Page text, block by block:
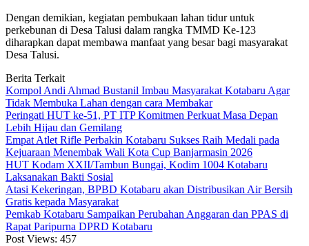
Dengan demikian, kegiatan pembukaan lahan tidur untuk
perkebunan di Desa Talusi dalam rangka TMMD Ke-123
diharapkan dapat membawa manfaat yang besar bagi masyarakat
Desa Talusi.
Berita Terkait
Kompol Andi Ahmad Bustanil Imbau Masyarakat Kotabaru Agar
Tidak Membuka Lahan dengan cara Membakar
Peringati HUT ke-51, PT ITP Komitmen Perkuat Masa Depan
Lebih Hijau dan Gemilang
Empat Atlet Rifle Perbakin Kotabaru Sukses Raih Medali pada
Kejuaraan Menembak Wali Kota Cup Banjarmasin 2026
HUT Kodam XXII/Tambun Bungai, Kodim 1004 Kotabaru
Laksanakan Bakti Sosial
Atasi Kekeringan, BPBD Kotabaru akan Distribusikan Air Bersih
Gratis kepada Masyarakat
Pemkab Kotabaru Sampaikan Perubahan Anggaran dan PPAS di
Rapat Paripurna DPRD Kotabaru
Post Views: 457